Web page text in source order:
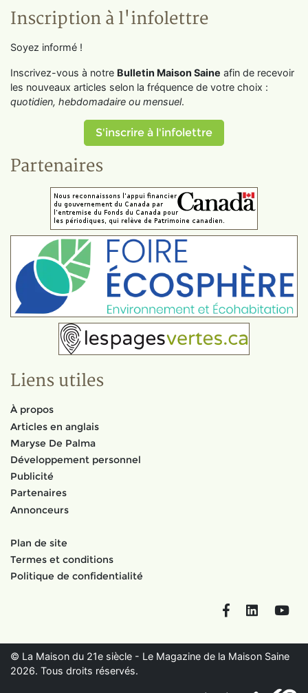
Inscription à l'infolettre
Soyez informé !
Inscrivez-vous à notre Bulletin Maison Saine afin de recevoir
les nouveaux articles selon la fréquence de votre choix :
quotidien, hebdomadaire ou mensuel.
S'inscrire à l'infolettre
Partenaires
Liens utiles
À propos
Articles en anglais
Maryse De Palma
Développement personnel
Publicité
Partenaires
Annonceurs
Plan de site
Termes et conditions
Politique de confidentialité
FacebookLinkedIn
© La Maison du 21e siècle - Le Magazine de la Maison Saine
2026. Tous droits réservés.